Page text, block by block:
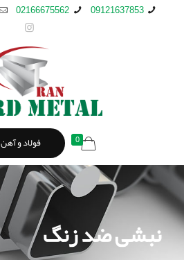
09121637853
02166675562
0 فولاد و آهن
نبشی ضد زنگ